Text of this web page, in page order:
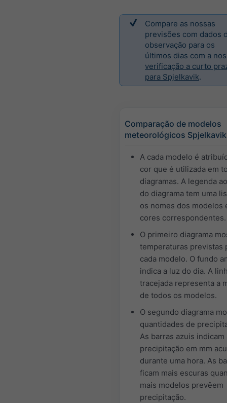
Compare as nossas
previsões com dados
observação para os
últimos dias com a
verificação a curto
para Spjelkavik.
Comparação de modelos
meteorológicos Spjelkavik
A cada modelo é
cor que é utilizada em
diagramas. A legenda
do diagrama tem uma
os nomes dos modelos
cores correspondentes.
O primeiro diagrama
temperaturas previstas
cada modelo. O fundo
indica a luz do dia. A
tracejada representa a
de todos os modelos.
O segundo diagrama
quantidades de
As barras azuis indicam
precipitação em mm
durante uma hora. As
ficam mais escuras
mais modelos prevêem
precipitação.